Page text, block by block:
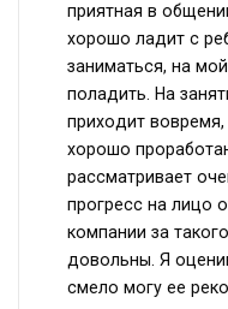
приятная в
хорошо ладит с
заниматься, на
поладить. На
приходит
хорошо
рассматривает
прогресс на лицо
компании за
довольны. Я
смело могу ее